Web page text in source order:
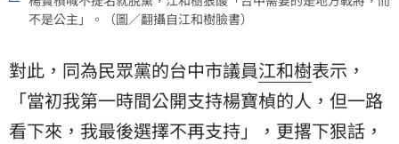
不是公主」。（圖／翻攝自江和樹臉書）
對此，同為民眾黨的台中市議員江和樹表示，
「當初我第一時間公開支持楊寶楨的人，但一路
看下來，我最後選擇不再支持」，更撂下狠話，